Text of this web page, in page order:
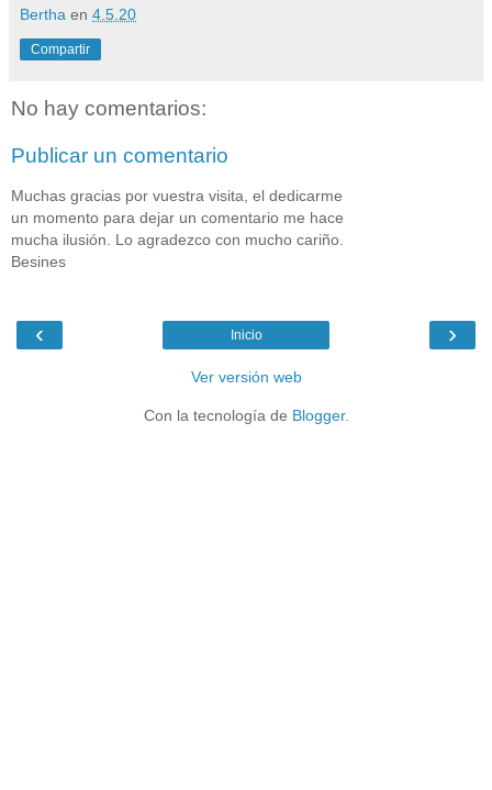
Bertha en 4.5.20
Compartir
No hay comentarios:
Publicar un comentario
Muchas gracias por vuestra visita, el dedicarme
un momento para dejar un comentario me hace
mucha ilusión. Lo agradezco con mucho cariño.
Besines
‹ ›
Inicio
Ver versión web
Con la tecnología de Blogger.